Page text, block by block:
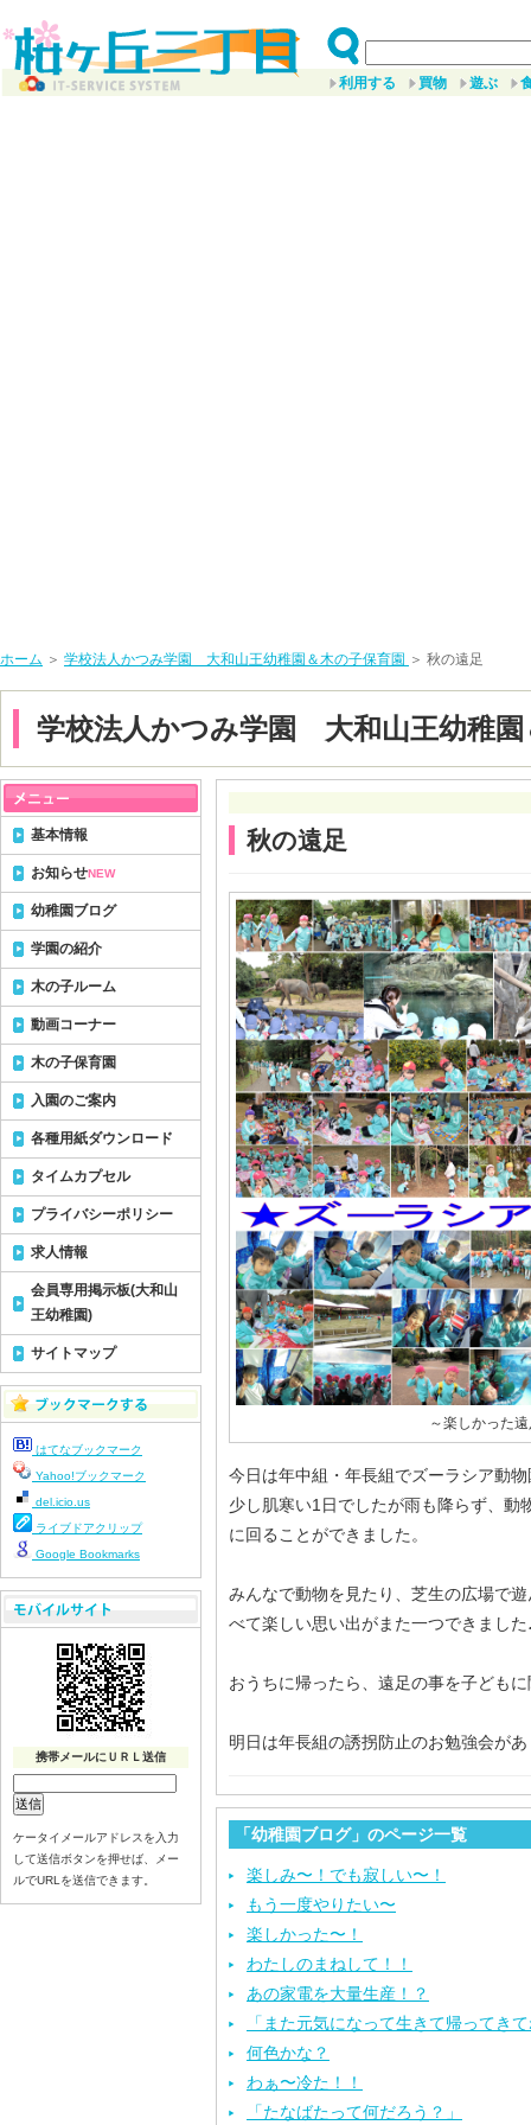
利用する 買物 遊ぶ
ホーム ＞ 学校法人かつみ学園 大和山王幼稚園＆木の子保育園 ＞ 秋の遠足
学校法人かつみ学園 大和山王幼稚園
秋の遠足
～楽しかった
今日は年中組・年長組でズーラシア動
少し肌寒い1日でしたが雨も降らず、動
に回ることができました。
みんなで動物を見たり、芝生の広場で
べて楽しい思い出がまた一つできました
おうちに帰ったら、遠足の事を子ども
明日は年長組の誘拐防止のお勉強会が
「幼稚園ブログ」のページ一覧
楽しみ〜！でも寂しい〜！
もう一度やりたい〜
楽しかった〜！
わたしのまねして！！
あの家電を大量生産！？
「また元気になって生きて帰ってき
何色かな？
わぁ〜冷た！！
「たなばたって何だろう？」
基本情報
お知らせNEW
幼稚園ブログ
学園の紹介
木の子ルーム
動画コーナー
木の子保育園
入園のご案内
各種用紙ダウンロード
タイムカプセル
プライバシーポリシー
求人情報
会員専用掲示板(大和山
王幼稚園)
サイトマップ
はてなブックマーク
Yahoo!ブックマーク
del.icio.us
ライブドアクリップ
Google Bookmarks
携帯メールにＵＲＬ送信
ケータイメールアドレスを入力
して送信ボタンを押せば、メー
ルでURLを送信できます。